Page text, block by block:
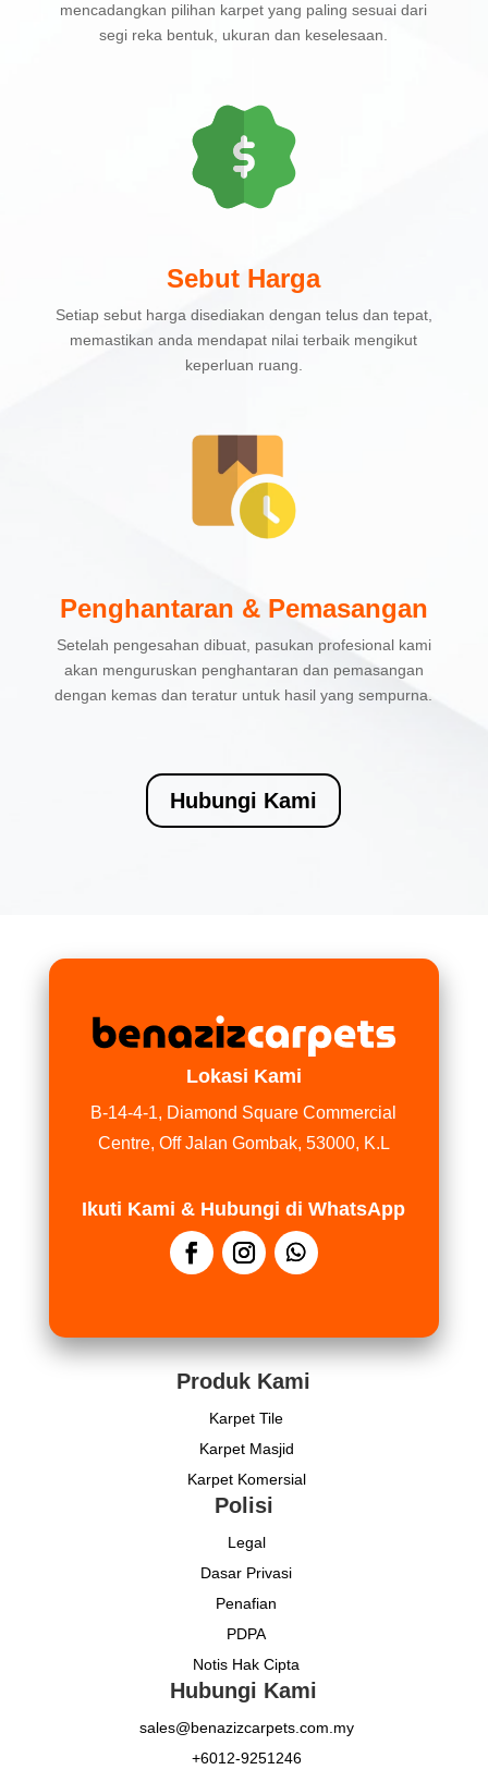
mencadangkan pilihan karpet yang paling sesuai dari
segi reka bentuk, ukuran dan keselesaan.
Sebut Harga
Setiap sebut harga disediakan dengan telus dan tepat,
memastikan anda mendapat nilai terbaik mengikut
keperluan ruang.
Penghantaran & Pemasangan
Setelah pengesahan dibuat, pasukan profesional kami
akan menguruskan penghantaran dan pemasangan
dengan kemas dan teratur untuk hasil yang sempurna.
Hubungi Kami
Lokasi Kami
B-14-4-1, Diamond Square Commercial
Centre, Off Jalan Gombak, 53000, K.L
Ikuti Kami & Hubungi di WhatsApp
Produk Kami
Karpet Tile
Karpet Masjid
Karpet Komersial
Polisi
Legal
Dasar Privasi
Penafian
PDPA
Notis Hak Cipta
Hubungi Kami
sales@benazizcarpets.com.my
+6012-9251246